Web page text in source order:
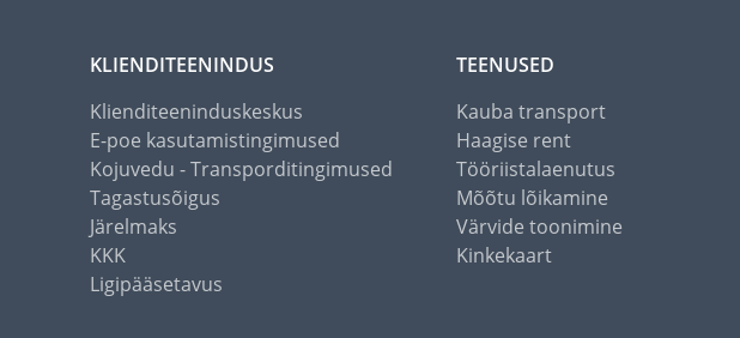
KLIENDITEENINDUS
Klienditeeninduskeskus
E-poe kasutamistingimused
Kojuvedu - Transporditingimused
Tagastusõigus
Järelmaks
KKK
Ligipääsetavus
TEENUSED
Kauba transport
Haagise rent
Tööriistalaenutus
Mõõtu lõikamine
Värvide toonimine
Kinkekaart